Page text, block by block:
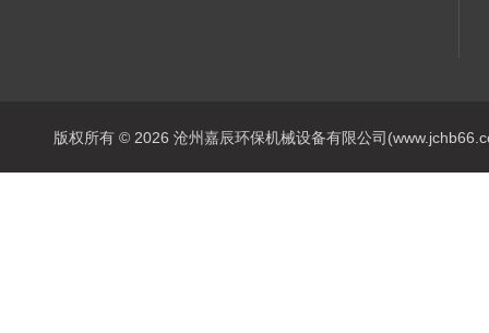
版权所有 © 2026 沧州嘉辰环保机械设备有限公司